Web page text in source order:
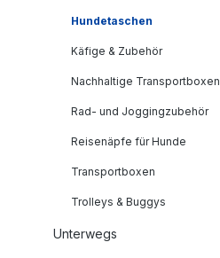
Hundetaschen
Käfige & Zubehör
Nachhaltige Transportboxen
Rad- und Joggingzubehör
Reisenäpfe für Hunde
Transportboxen
Trolleys & Buggys
Unterwegs